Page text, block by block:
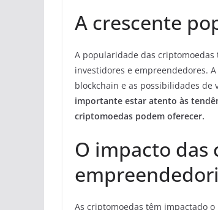
A crescente
A popularidade das
investidores e empreendedores.
blockchain e as possibilidades de
importante estar atento às
criptomoedas podem oferecer.
O impacto das
As criptomoedas têm impactado